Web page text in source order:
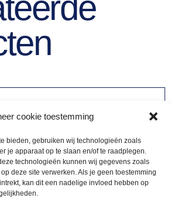
cookie toestemming
bieden, gebruiken wij technologieën zoals
je apparaat op te slaan en/of te raadplegen.
technologieën kunnen wij gegevens zoals
deze site verwerken. Als je geen toestemming
kan dit een nadelige invloed hebben op